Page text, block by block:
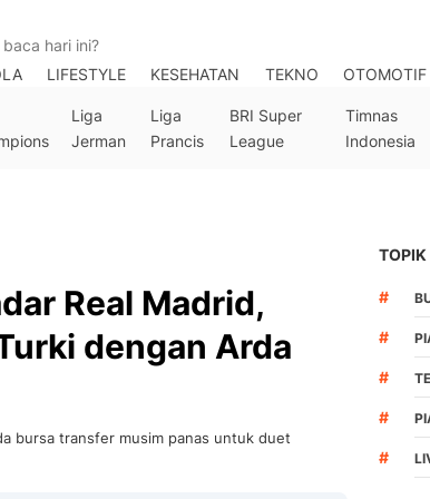
LIFESTYLE KESEHATAN TEKNO OTOMOTIF
Liga
Jerman
Liga
Prancis
BRI Super
League
Timnas
Indonesia
Real Madrid,
dengan Arda
bursa transfer musim panas untuk duet
TOPIK
#
#
#
#
#